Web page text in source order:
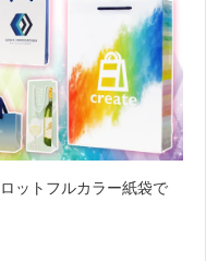
ットフルカラー紙袋で